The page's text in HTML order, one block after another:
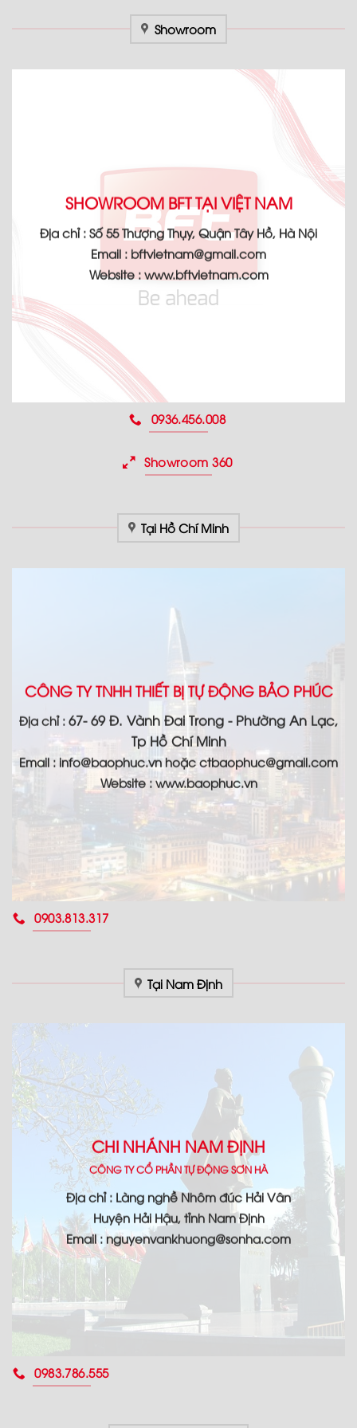
Showroom
SHOWROOM BFT TẠI VIỆT NAM
Địa chỉ : Số 55 Thượng Thụy, Quận Tây Hồ, Hà Nội
Email : bftvietnam@gmail.com
Website : www.bftvietnam.com
0936.456.008
Showroom 360
Tại Hồ Chí Minh
CÔNG TY TNHH THIẾT BỊ TỰ ĐỘNG BẢO PHÚC
Địa chỉ : 67- 69 Đ. Vành Đai Trong - Phường An Lạc,
Tp Hồ Chí Minh
Email : info@baophuc.vn hoặc ctbaophuc@gmail.com
Website : www.baophuc.vn
0903.813.317
Tại Nam Định
CHI NHÁNH NAM ĐỊNH
CÔNG TY CỔ PHẦN TỰ ĐỘNG SƠN HÀ
Địa chỉ : Làng nghề Nhôm đúc Hải Vân
Huyện Hải Hậu, tỉnh Nam Định
Email : nguyenvankhuong@sonha.com
0983.786.555